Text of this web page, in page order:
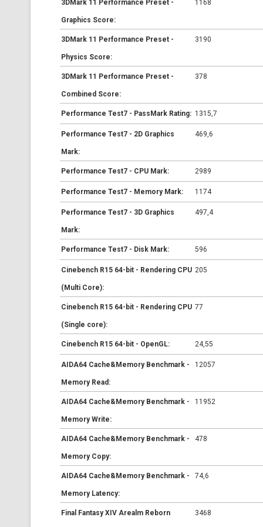
3DMark 11 Performance Preset -
Graphics Score:
1168
3DMark 11 Performance Preset -
Physics Score:
3190
3DMark 11 Performance Preset -
Combined Score:
378
Performance Test7 - PassMark Rating: 1315,7
Performance Test7 - 2D Graphics
Mark:
469,6
Performance Test7 - CPU Mark: 2989
Performance Test7 - Memory Mark: 1174
Performance Test7 - 3D Graphics
Mark:
497,4
Performance Test7 - Disk Mark: 596
Cinebench R15 64-bit - Rendering CPU
(Multi Core):
205
Cinebench R15 64-bit - Rendering CPU
(Single core):
77
Cinebench R15 64-bit - OpenGL: 24,55
AIDA64 Cache&Memory Benchmark -
Memory Read:
12057
AIDA64 Cache&Memory Benchmark -
Memory Write:
11952
AIDA64 Cache&Memory Benchmark -
Memory Copy:
478
AIDA64 Cache&Memory Benchmark -
Memory Latency:
74,6
Final Fantasy XIV Arealm Reborn 3468